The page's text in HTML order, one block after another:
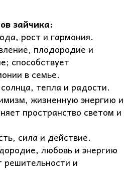
зайчика:
рост и гармония.
плодородие и
способствует
в семье.
тепла и радости.
жизненную энергию и
пространство светом и
сила и действие.
любовь и энергию
и